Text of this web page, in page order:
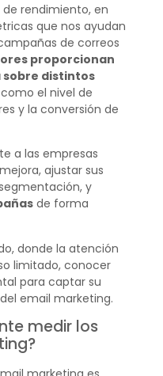
de rendimiento, en
que nos ayudan
de correos
proporcionan
distintos
el nivel de
y la conversión de
a las empresas
ajustar sus
y
de forma
donde la atención
limitado, conocer
para captar su
email marketing.
medir los